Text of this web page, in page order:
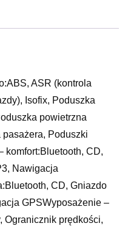
ASR (kontrola
Isofix, Poduszka
powietrzna
Poduszki
komfort:Bluetooth, CD,
Nawigacja
CD, Gniazdo
GPSWyposażenie –
Ogranicznik prędkości,